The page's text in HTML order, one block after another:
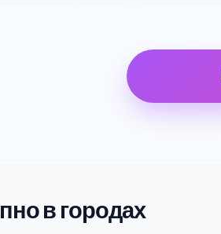
в городах